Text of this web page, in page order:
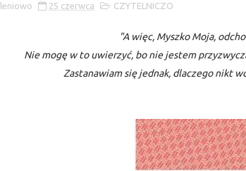
25 czerwca CZYTELNICZO
"A więc, Myszko Moja,
Nie mogę w to uwierzyć, bo nie jestem
Zastanawiam się jednak, dlaczego nikt